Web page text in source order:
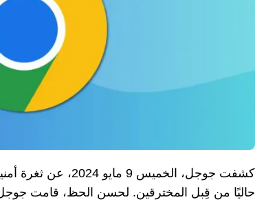
كشفت جوجل، الخميس
حاليًا من قِبل المخترقين. لحسن الحظ، قامت جوجل